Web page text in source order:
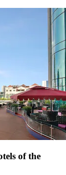
of the